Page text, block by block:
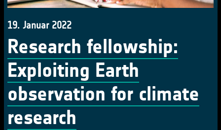
19. Januar 2022
Research fellowship:
Exploiting Earth
observation for climate
research